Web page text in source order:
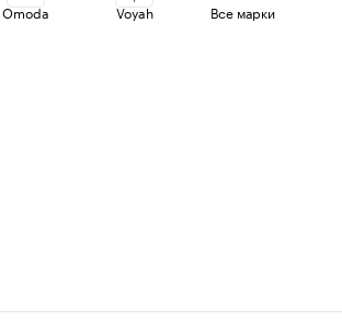
Omoda Voyah Все марки